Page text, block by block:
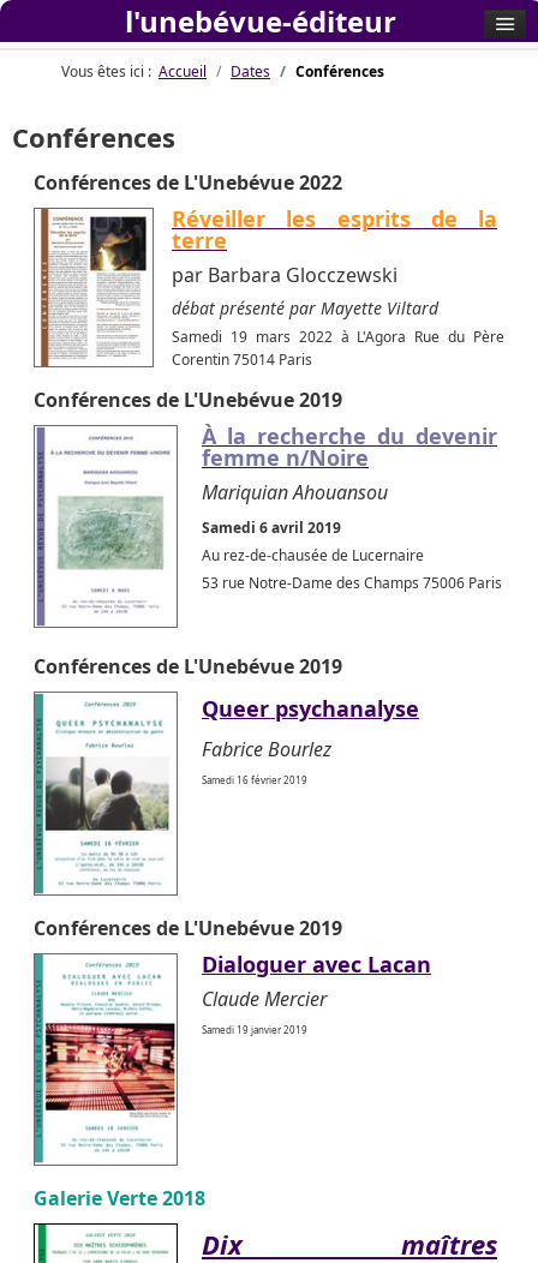
Vous êtes ici : Accueil Dates Conférences
Conférences
Conférences de L'Unebévue 2022
Réveiller les esprits de la
terre
par Barbara Glocczewski
débat présenté par Mayette Viltard
Samedi 19 mars 2022 à L'Agora Rue du Père
Corentin 75014 Paris
Conférences de L'Unebévue 2019
À la recherche du devenir
femme n/Noire
Mariquian Ahouansou
Samedi 6 avril 2019
Au rez-de-chausée de Lucernaire
53 rue Notre-Dame des Champs 75006 Paris
Conférences de L'Unebévue 2019
Queer psychanalyse
Fabrice Bourlez
Samedi 16 février 2019
Conférences de L'Unebévue 2019
Dialoguer avec Lacan
Claude Mercier
Samedi 19 janvier 2019
Galerie Verte 2018
Dix maîtres
l'unebévue-éditeur